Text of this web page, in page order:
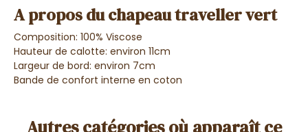
A propos du chapeau traveller vert
Composition: 100% Viscose
Hauteur de calotte: environ 11cm
Largeur de bord: environ 7cm
Bande de confort interne en coton